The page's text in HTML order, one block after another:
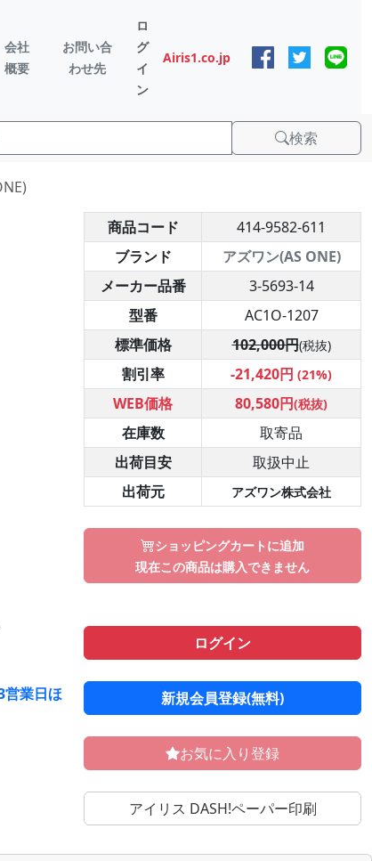
会社
概要
お問い合
わせ先
ロ
グ
イ
ン
Airis1.co.jp
検索
営業日ほ
商品コード
414-9582-611
ブランド
アズワン(AS ONE)
メーカー品番
3-5693-14
型番
AC1O-1207
標準価格
102,000円(税抜)
割引率 -21,420円 (21%)
WEB価格 80,580円(税抜)
在庫数
取寄品
出荷目安
取扱中止
出荷元
アズワン株式会社
ショッピングカートに追加
現在この商品は購入できません
ログイン
新規会員登録(無料)
お気に入り登録
アイリス DASH!ペーパー印刷